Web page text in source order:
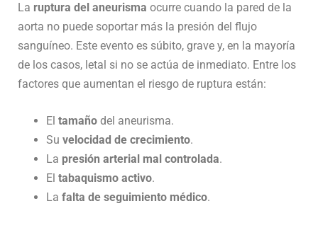
La ruptura del aneurisma ocurre cuando la pared de la
aorta no puede soportar más la presión del flujo
sanguíneo. Este evento es súbito, grave y, en la mayoría
de los casos, letal si no se actúa de inmediato. Entre los
factores que aumentan el riesgo de ruptura están:
El tamaño del aneurisma.
Su velocidad de crecimiento.
La presión arterial mal controlada.
El tabaquismo activo.
La falta de seguimiento médico.